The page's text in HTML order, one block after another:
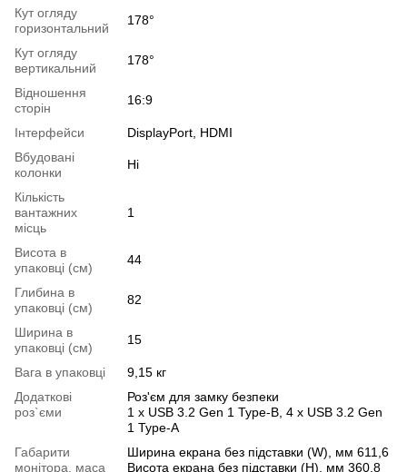
Кут огляду
горизонтальний
178°
Кут огляду
вертикальний
178°
Відношення
сторін
16:9
Інтерфейси
DisplayPort, HDMI
Вбудовані
колонки
Ні
Кількість
вантажних
місць
1
Висота в
упаковці (см)
44
Глибина в
упаковці (см)
82
Ширина в
упаковці (см)
15
Вага в упаковці
9,15 кг
Додаткові
роз`єми
Роз'єм для замку безпеки
1 х USB 3.2 Gen 1 Type-B, 4 х USB 3.2 Gen
1 Type-A
Габарити
монітора, маса
Ширина екрана без підставки (W), мм 611,6
Висота екрана без підставки (H), мм 360,8